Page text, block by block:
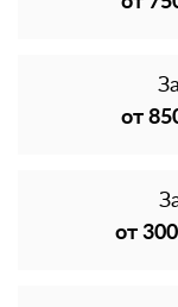
от
от